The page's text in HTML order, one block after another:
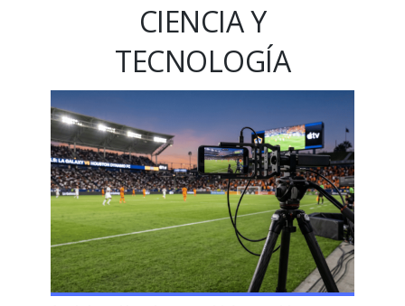
CIENCIA Y
TECNOLOGÍA